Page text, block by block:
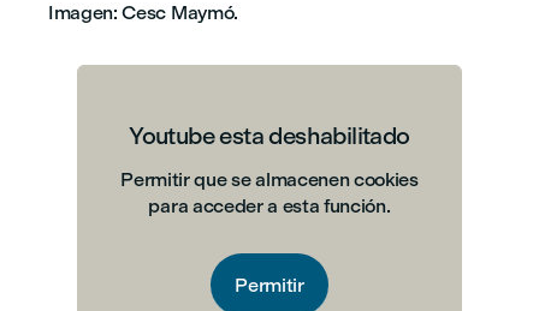
Imagen: Cesc Maymó.
Youtube esta deshabilitado
Permitir que se almacenen cookies
para acceder a esta función.
Permitir